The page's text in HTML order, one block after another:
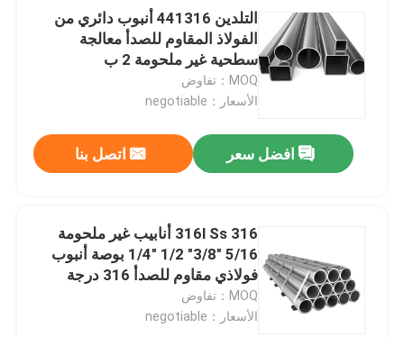
التلدين 441316 أنبوب دائري من
الفولاذ المقاوم للصدأ معالجة
سطحية غير ملحومة 2 ب
MOQ：تفاوض
الأسعار：negotiable
افضل سعر اتصل بنا
316l Ss 316 أنابيب غير ملحومة
5/16 "3/8" 1/2 "1/4 بوصة أنبوب
فولاذي مقاوم للصدأ 316 درجة
MOQ：تفاوض
الأسعار：negotiable